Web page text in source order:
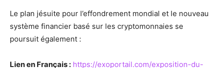
Le plan jésuite pour l’effondrement mondial et le nouveau
système financier basé sur les cryptomonnaies se
poursuit également :
Lien en Français : https://exoportail.com/exposition-du-